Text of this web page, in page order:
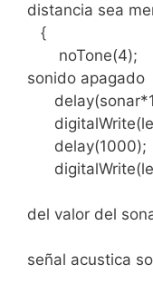
distancia sea
{
sonido apagado
delay(1000);
//Delay
del valor del
//el
señal acustica
//Si la